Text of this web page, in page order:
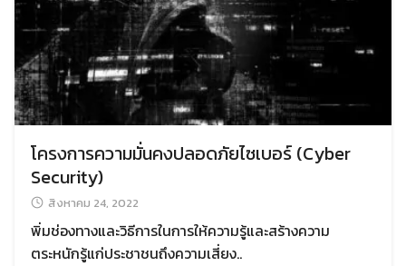
โครงการความมั่นคงปลอดภัยไซเบอร์ (Cyber
Security)
สิงหาคม 24, 2022
พิ่มช่องทางและวิธีการในการให้ความรู้และสร้างความ
ตระหนักรู้แก่ประชาชนถึงความเสี่ยง..